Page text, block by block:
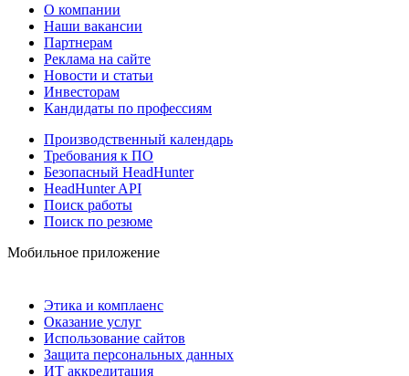
О компании
Наши вакансии
Партнерам
Реклама на сайте
Новости и статьи
Инвесторам
Кандидаты по профессиям
Производственный календарь
Требования к ПО
Безопасный HeadHunter
HeadHunter API
Поиск работы
Поиск по резюме
Мобильное приложение
Этика и комплаенс
Оказание услуг
Использование сайтов
Защита персональных данных
ИТ аккредитация